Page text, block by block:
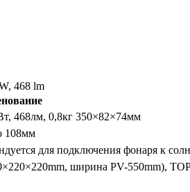
468 lm
468лм, 0,8кг 350×82×74мм
108мм
для подключения фонаря к
ширина PV-550mm),